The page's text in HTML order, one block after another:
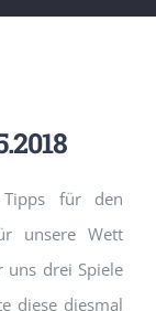
Tipps für den
unsere Wett
uns drei Spiele
diese diesmal